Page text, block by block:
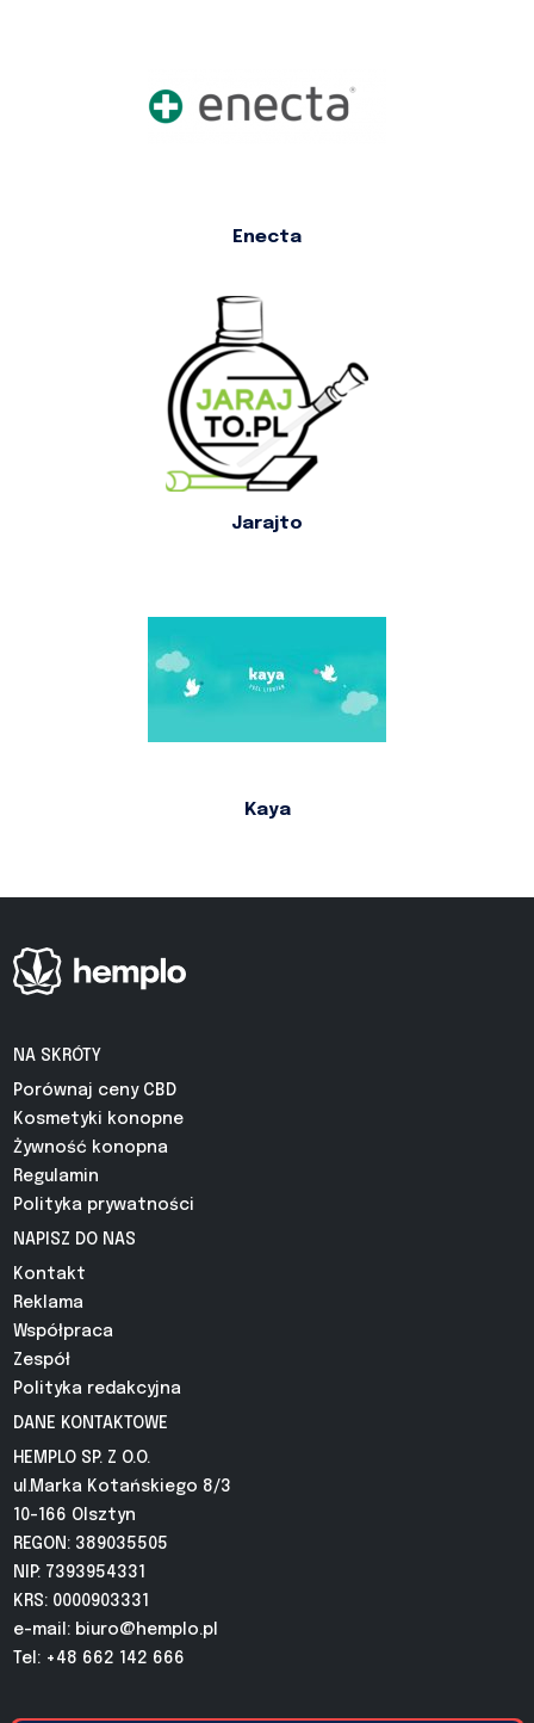
Enecta
Jarajto
Kaya
NA SKRÓTY
Porównaj ceny CBD
Kosmetyki konopne
Żywność konopna
Regulamin
Polityka prywatności
NAPISZ DO NAS
Kontakt
Reklama
Współpraca
Zespół
Polityka redakcyjna
DANE KONTAKTOWE
HEMPLO SP. Z O.O.
ul.Marka Kotańskiego 8/3
10-166 Olsztyn
REGON: 389035505
NIP: 7393954331
KRS: 0000903331
e-mail: biuro@hemplo.pl
Tel: +48 662 142 666